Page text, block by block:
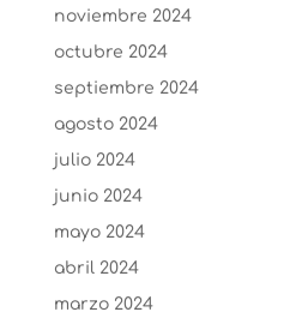
noviembre 2024
octubre 2024
septiembre 2024
agosto 2024
julio 2024
junio 2024
mayo 2024
abril 2024
marzo 2024